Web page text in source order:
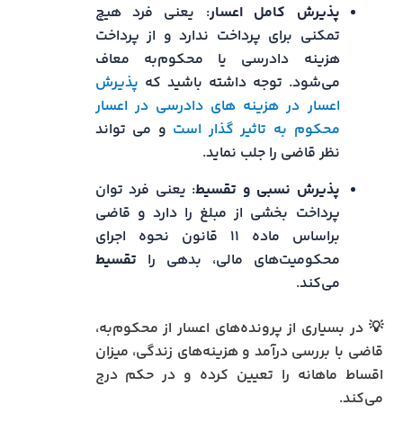
پذیرش کامل اعسار: یعنی فرد هیچ
تمکنی برای پرداخت ندارد و از پرداخت
هزینه دادرسی یا محکوم‌به معاف
می‌شود. توجه داشته باشید که پذیرش
اعسار در هزینه های دادرسی در اعسار
محکوم به تاثیر گذار است و می تواند
نظر قاضی را جلب نماید.
پذیرش نسبی و تقسیط: یعنی فرد توان
پرداخت بخشی از مبلغ را دارد و قاضی
براساس ماده ۱۱ قانون نحوه اجرای
محکومیت‌های مالی، بدهی را تقسیط
می‌کند.
💡 در بسیاری از پرونده‌های اعسار از محکوم‌به،
قاضی با بررسی درآمد و هزینه‌های زندگی، میزان
اقساط ماهانه را تعیین کرده و در حکم درج
می‌کند.